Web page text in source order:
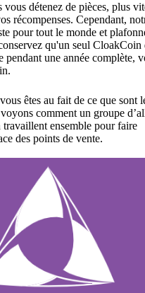
détenez de pièces, plus
récompenses. Cependant,
pour tout le monde et
qu'un seul CloakCoin
pendant une année complète,
êtes au fait de ce que sont
comment un groupe
ensemble pour faire
des points de vente.